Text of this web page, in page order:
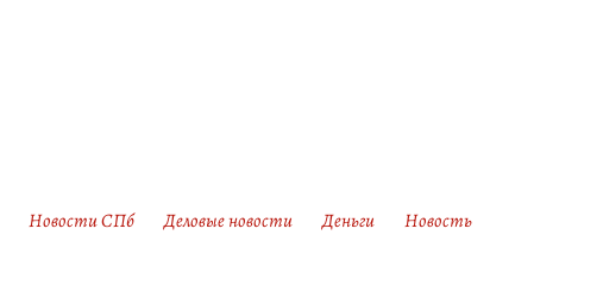
Новости СПб Деловые новости Деньги
Новость